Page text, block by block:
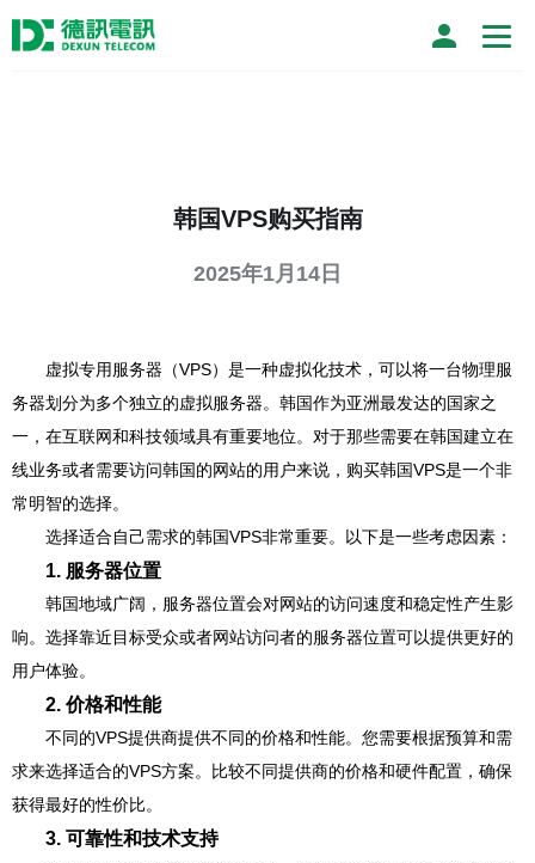
韩国VPS购买指南
2025年1月14日
虚拟专用服务器（VPS）是一种虚拟化技术，可以将一台物理服
务器划分为多个独立的虚拟服务器。韩国作为亚洲最发达的国家之
一，在互联网和科技领域具有重要地位。对于那些需要在韩国建立在
线业务或者需要访问韩国的网站的用户来说，购买韩国VPS是一个非
常明智的选择。
选择适合自己需求的韩国VPS非常重要。以下是一些考虑因素：
1. 服务器位置
韩国地域广阔，服务器位置会对网站的访问速度和稳定性产生影
响。选择靠近目标受众或者网站访问者的服务器位置可以提供更好的
用户体验。
2. 价格和性能
不同的VPS提供商提供不同的价格和性能。您需要根据预算和需
求来选择适合的VPS方案。比较不同提供商的价格和硬件配置，确保
获得最好的性价比。
3. 可靠性和技术支持